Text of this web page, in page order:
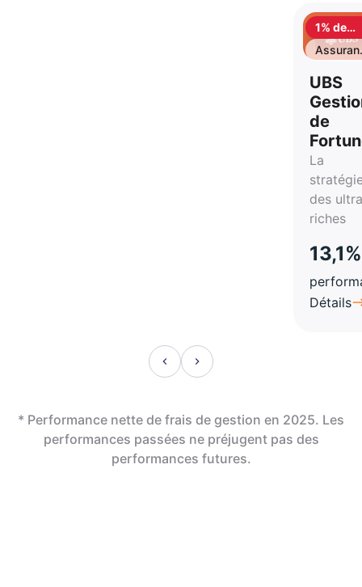
1% de
UBS
de
La
des
riches
13,1%
Détails
* Performance nette de frais de gestion en 2025. Les
performances passées ne préjugent pas des
performances futures.